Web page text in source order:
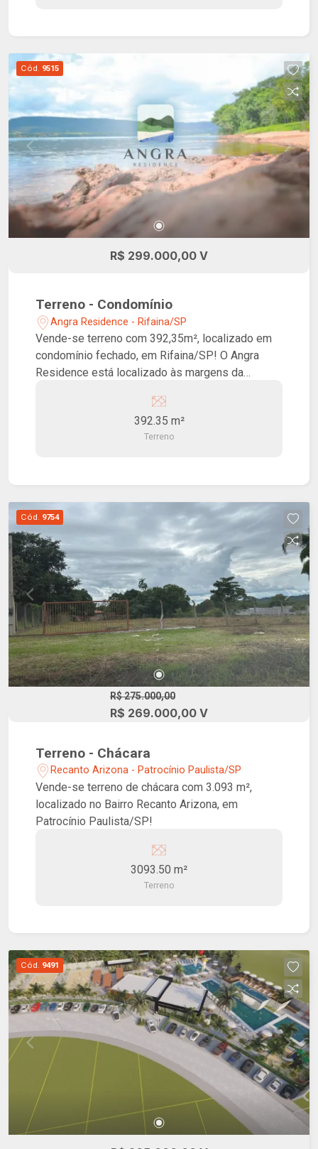
Cód. 9515
R$ 299.000,00 V
Terreno - Condomínio
Angra Residence - Rifaina/SP
Vende-se terreno com 392,35m², localizado em
condomínio fechado, em Rifaina/SP! O Angra
Residence está localizado às margens da
elementos necessários para desfrutar da vida da
maneira que ela merece. Com portaria 24 horas e
estacionamento, este empreendimento
academia, uma vista definitiva para a represa,
uma praia perdida exclusiva, uma ampla área
verde, uma marina privativa, além de um
restaurante e Beach Club.
392.35 m²
Terreno
Cód. 9754
R$ 275.000,00
R$ 269.000,00 V
Terreno - Chácara
Recanto Arizona - Patrocínio Paulista/SP
Vende-se terreno de chácara com 3.093 m²,
localizado no Bairro Recanto Arizona, em
Patrocínio Paulista/SP!
3093.50 m²
Terreno
Cód. 9491